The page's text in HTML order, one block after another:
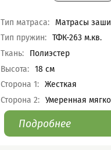
Характеристики
Тип матраса: Матрасы
Тип пружин: ТФК-263 м.кв.
Ткань:
Полиэстер
Высота: 18 см
Сторона 1: Жесткая
Сторона 2: Умеренная
Подробнее